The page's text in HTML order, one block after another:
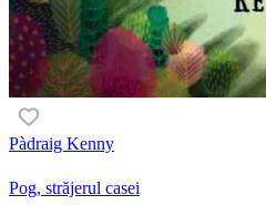
Pàdraig Kenny
Pog, străjerul casei